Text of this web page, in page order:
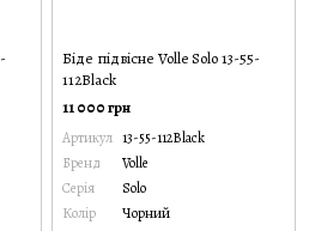
Біде підвісне Volle Solo 13-55-
112Black
11 000 грн
Артикул 13-55-112Black
Бренд
Volle
Серія
Solo
Колір
Чорний